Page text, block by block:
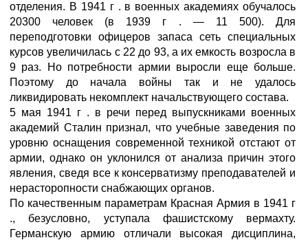
отделения. В 1941 г . в военных академиях обучалось
20300 человек (в 1939 г . — 11 500). Для
переподготовки офицеров запаса сеть специальных
курсов увеличилась с 22 до 93, а их емкость возросла в
9 раз. Но потребности армии выросли еще больше.
Поэтому до начала войны так и не удалось
ликвидировать некомплект начальствующего состава.
5 мая 1941 г . в речи перед выпускниками военных
академий Сталин признал, что учебные заведения по
уровню оснащения современной техникой отстают от
армии, однако он уклонился от анализа причин этого
явления, сведя все к консерватизму преподавателей и
нерасторопности снабжающих органов.
По качественным параметрам Красная Армия в 1941 г
., безусловно, уступала фашистскому вермахту.
Германскую армию отличали высокая дисциплина,